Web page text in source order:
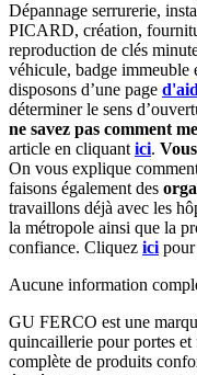
Dépannage serrurerie,
PICARD, création,
reproduction de clés
véhicule, badge immeuble
disposons d’une page
déterminer le sens
ne savez pas comment
article en cliquant ici.
On vous explique
faisons également des
travaillons déjà avec les
la métropole ainsi que la
confiance. Cliquez ici
Aucune information
GU FERCO est une
quincaillerie pour portes et
complète de produits